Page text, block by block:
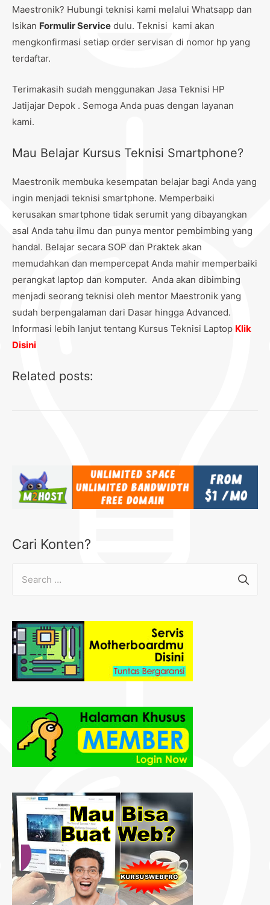
Maestronik? Hubungi teknisi kami melalui Whatsapp dan
Isikan Formulir Service dulu. Teknisi kami akan
mengkonfirmasi setiap order servisan di nomor hp yang
terdaftar.
Terimakasih sudah menggunakan Jasa Teknisi HP
Jatijajar Depok . Semoga Anda puas dengan layanan
kami.
Mau Belajar Kursus Teknisi Smartphone?
Maestronik membuka kesempatan belajar bagi Anda yang
ingin menjadi teknisi smartphone. Memperbaiki
kerusakan smartphone tidak serumit yang dibayangkan
asal Anda tahu ilmu dan punya mentor pembimbing yang
handal. Belajar secara SOP dan Praktek akan
memudahkan dan mempercepat Anda mahir memperbaiki
perangkat laptop dan komputer. Anda akan dibimbing
menjadi seorang teknisi oleh mentor Maestronik yang
sudah berpengalaman dari Dasar hingga Advanced.
Informasi lebih lanjut tentang Kursus Teknisi Laptop Klik
Disini
Related posts:
Cari Konten?